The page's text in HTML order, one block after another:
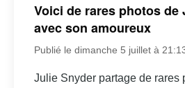
Voici de rares photos de
avec son amoureux
Publié le dimanche 5 juillet à
Julie Snyder partage de rares